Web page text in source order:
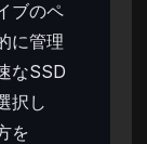
ブのペ
に管理
なSSD
択し
を